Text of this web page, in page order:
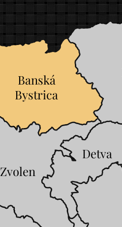
Detva
Banská
Bystrica
Zvolen